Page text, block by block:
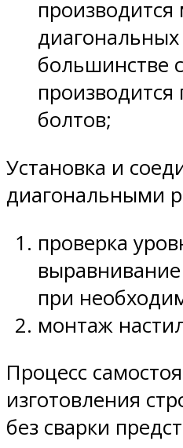
большинстве
болтов;
Установка и
диагональными
проверка
при
монтаж
Процесс
изготовления
без сварки